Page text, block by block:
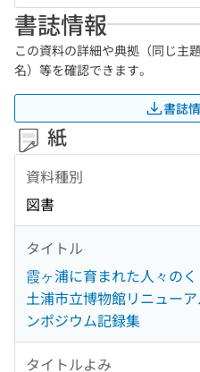
書誌情報
この資料の詳細や典拠（同じ主
名）等を確認できます。
書誌
紙
資料種別
図書
タイトル
霞ヶ浦に育まれた人々の
土浦市立博物館リニュー
ンポジウム記録集
タイトルよみ